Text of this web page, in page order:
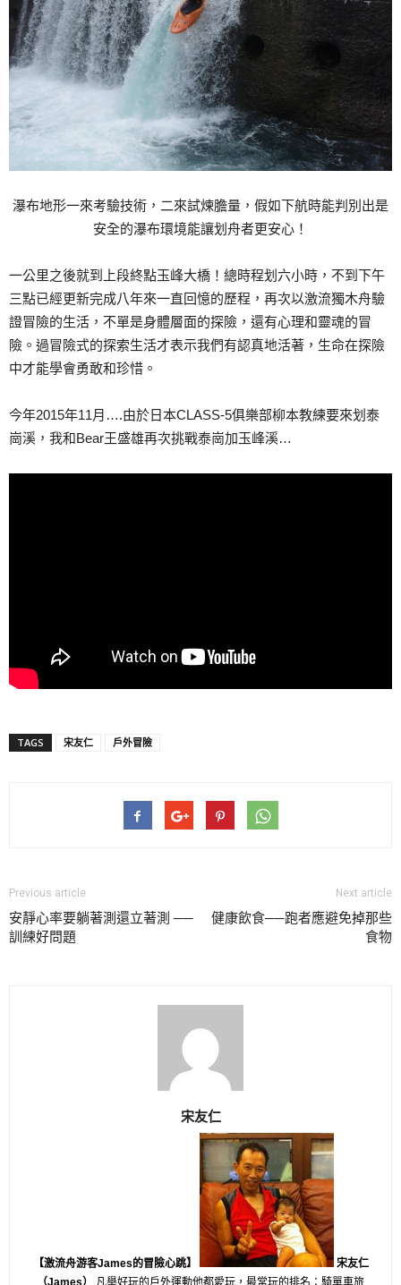
瀑布地形一來考驗技術，二來試煉膽量，假如下航時能判別出是
安全的瀑布環境能讓划舟者更安心！
一公里之後就到上段終點玉峰大橋！總時程划六小時，不到下午
三點已經更新完成八年來一直回憶的歷程，再次以激流獨木舟驗
證冒險的生活，不單是身體層面的探險，還有心理和靈魂的冒
險。過冒險式的探索生活才表示我們有認真地活著，生命在探險
中才能學會勇敢和珍惜。
今年2015年11月….由於日本CLASS-5俱樂部柳本教練要來划泰
崗溪，我和Bear王盛雄再次挑戰泰崗加玉峰溪…
TAGS 宋友仁 戶外冒險
Previous article
安靜心率要躺著測還立著測 ──
訓練好問題
Next article
健康飲食──跑者應避免掉那些
食物
宋友仁
【激流舟游客James的冒險心跳】
宋友仁
（James）
凡舉好玩的戶外運動他都愛玩，最常玩的排名：騎單車旅